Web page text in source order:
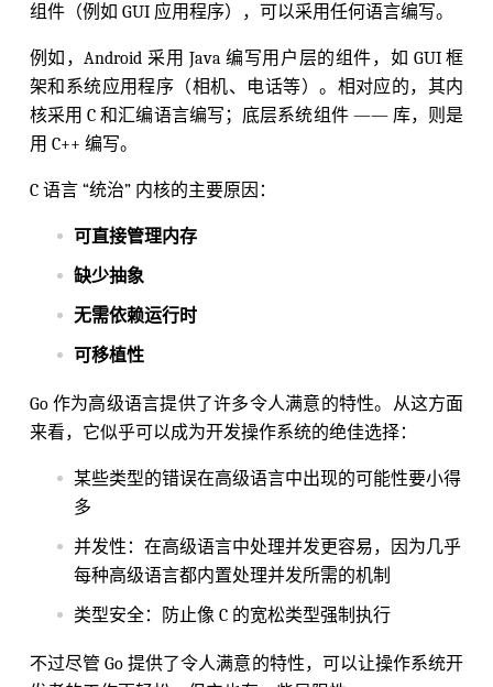
组件（例如 GUI 应用程序），可以采用任何语言编写。
例如，Android 采用 Java 编写用户层的组件，如 GUI 框
架和系统应用程序（相机、电话等）。相对应的，其内
核采用 C 和汇编语言编写；底层系统组件 —— 库，则是
用 C++ 编写。
C 语言 “统治” 内核的主要原因：
可直接管理内存
缺少抽象
无需依赖运行时
可移植性
Go 作为高级语言提供了许多令人满意的特性。从这方面
来看，它似乎可以成为开发操作系统的绝佳选择：
某些类型的错误在高级语言中出现的可能性要小得
多
并发性：在高级语言中处理并发更容易，因为几乎
每种高级语言都内置处理并发所需的机制
类型安全：防止像 C 的宽松类型强制执行
不过尽管 Go 提供了令人满意的特性，可以让操作系统开